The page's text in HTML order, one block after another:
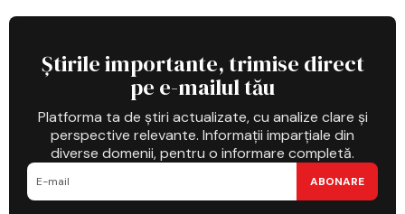
Știrile importante, trimise direct
pe e-mailul tău
Platforma ta de știri actualizate, cu analize clare și
perspective relevante. Informații imparțiale din
diverse domenii, pentru o informare completă.
ABONARE